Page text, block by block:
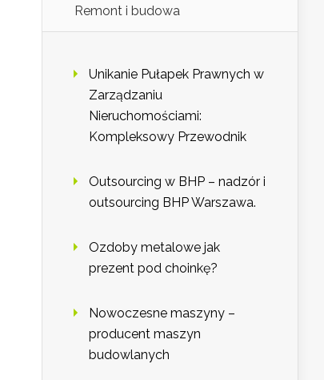
Remont i budowa
Unikanie Pułapek Prawnych w
Zarządzaniu
Nieruchomościami:
Kompleksowy Przewodnik
Outsourcing w BHP – nadzór i
outsourcing BHP Warszawa.
Ozdoby metalowe jak
prezent pod choinkę?
Nowoczesne maszyny –
producent maszyn
budowlanych